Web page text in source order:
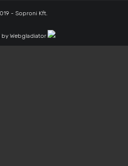
- Soproni Kft.
by Webgladiator